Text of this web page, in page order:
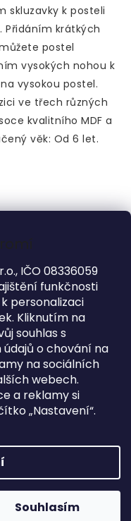
IČO 08336059
funkčnosti
personalizaci
Kliknutím na
souhlas s
o chování na
na sociálních
webech.
a reklamy si
„Nastavení“.
Souhlasím
skluzavky k posteli
Přidáním krátkých
postel
vysokých nohou k
vysokou postel.
ve třech různých
kvalitního MDF a
věk: Od 6 let.
120 cm
práva vyhrazena.
Hlad&techka s.r.o.